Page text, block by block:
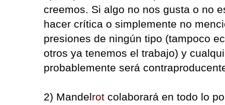
creemos. Si algo no nos gusta o no
hacer crítica o simplemente no
presiones de ningún tipo (tampoco
otros ya tenemos el trabajo) y
probablemente será
2) Mandelrot colaborará en todo lo